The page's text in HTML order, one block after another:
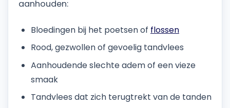
aanhouden:
Bloedingen bij het poetsen of flossen
Rood, gezwollen of gevoelig tandvlees
Aanhoudende slechte adem of een vieze
smaak
Tandvlees dat zich terugtrekt van de tanden